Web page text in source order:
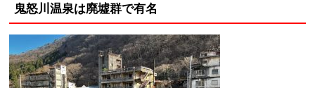
鬼怒川温泉は廃墟群で有名